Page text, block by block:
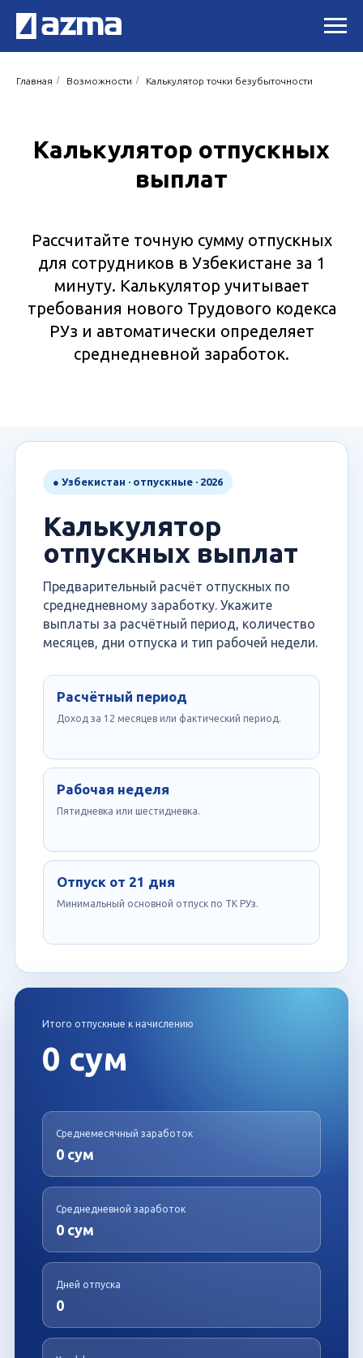
Главная / Возможности / Калькулятор точки безубыточности
Калькулятор отпускных
выплат
Рассчитайте точную сумму отпускных
для сотрудников в Узбекистане за 1
минуту. Калькулятор учитывает
требования нового Трудового кодекса
РУз и автоматически определяет
среднедневной заработок.
● Узбекистан · отпускные · 2026
Калькулятор
отпускных выплат
Предварительный расчёт отпускных по
среднедневному заработку. Укажите
выплаты за расчётный период, количество
месяцев, дни отпуска и тип рабочей недели.
Расчётный период
Доход за 12 месяцев или фактический период.
Рабочая неделя
Пятидневка или шестидневка.
Отпуск от 21 дня
Минимальный основной отпуск по ТК РУз.
Итого отпускные к начислению
0 сум
Среднемесячный заработок
0 сум
Среднедневной заработок
0 сум
Дней отпуска
0